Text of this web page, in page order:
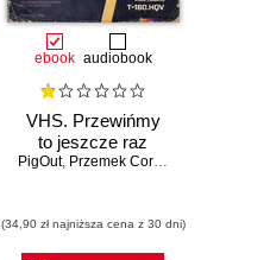
ebook audiobook
VHS. Przewińmy
to jeszcze raz
PigOut, Przemek Corso
(34,90 zł najniższa cena z 30 dni)